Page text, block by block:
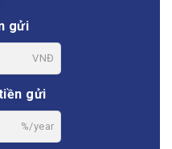
gửi
VNĐ
gửi
%/year